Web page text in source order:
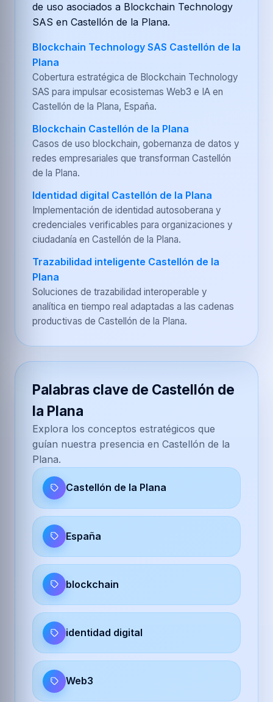
de uso asociados a Blockchain Technology
SAS en Castellón de la Plana.
Blockchain Technology SAS Castellón de la
Plana
Cobertura estratégica de Blockchain Technology
SAS para impulsar ecosistemas Web3 e IA en
Castellón de la Plana, España.
Blockchain Castellón de la Plana
Casos de uso blockchain, gobernanza de datos y
redes empresariales que transforman Castellón
de la Plana.
Identidad digital Castellón de la Plana
Implementación de identidad autosoberana y
credenciales verificables para organizaciones y
ciudadanía en Castellón de la Plana.
Trazabilidad inteligente Castellón de la
Plana
Soluciones de trazabilidad interoperable y
analítica en tiempo real adaptadas a las cadenas
productivas de Castellón de la Plana.
Palabras clave de Castellón de
la Plana
Explora los conceptos estratégicos que
guían nuestra presencia en Castellón de la
Plana.
Castellón de la Plana
España
blockchain
identidad digital
Web3